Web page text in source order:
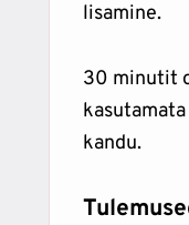
lisamine.
30 minutit
kandu.